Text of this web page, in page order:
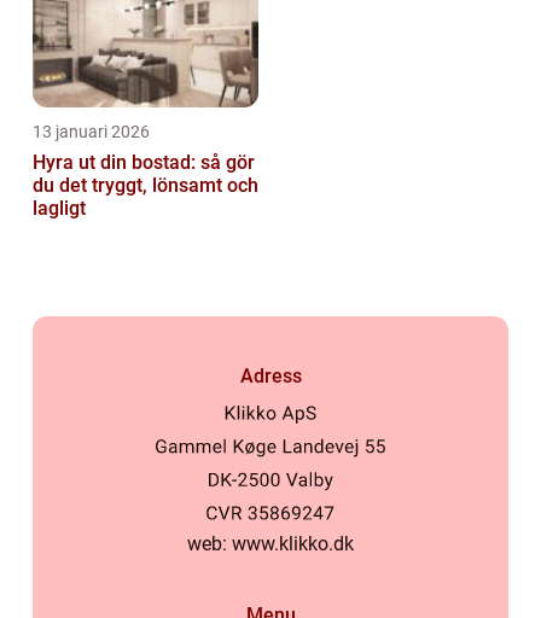
13 januari 2026
Hyra ut din bostad: så gör
du det tryggt, lönsamt och
lagligt
Adress
web: www.klikko.dk